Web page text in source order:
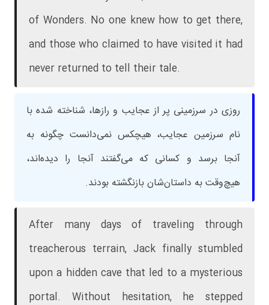
of Wonders. No one knew how to get there,
and those who claimed to have visited it had
never returned to tell their tale.
روزی در سرزمینی پر از عجایب و رازها، شناخته شده با
نام سرزمین عجایب، هیچکس نمی‌دانست چگونه به
آنجا برسد و کسانی که می‌گفتند آنجا را دیده‌اند،
هیچ‌وقت به داستان‌شان بازنگشته بودند.
After many days of traveling through
treacherous terrain, Jack finally stumbled
upon a hidden cave that led to a mysterious
portal. Without hesitation, he stepped